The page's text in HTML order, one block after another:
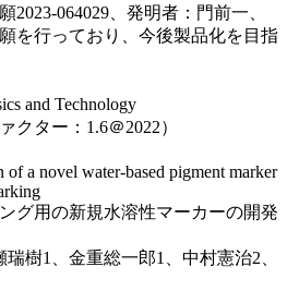
2023-064029、発明者：門前一、
を行っており、今後製品化を目指
and Technology
ー：1.6＠2022）
of a novel water-based pigment marker
グ用の新規水溶性マーカーの開発
樹1、金重総一郎1、中村憲治2、